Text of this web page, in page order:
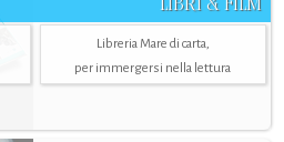
Libreria Mare di carta,
per immergersi nella lettura